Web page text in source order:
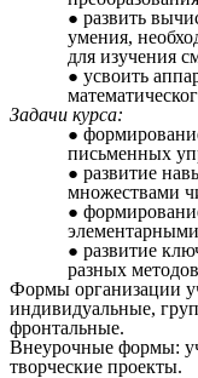
развить
умения,
для изучения
усвоить
Задачи курса:
письменных
развитие
множествами
развитие
разных
Формы организации
индивидуальные,
фронтальные.
Внеурочные формы:
творческие проекты.